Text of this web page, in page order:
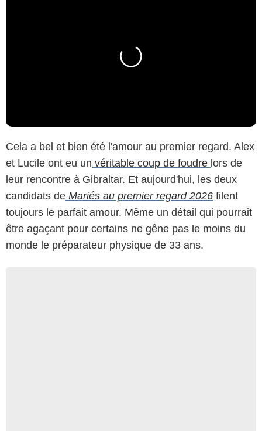
Cela a bel et bien été l'amour au premier regard. Alex
et Lucile ont eu un véritable coup de foudre lors de
leur rencontre à Gibraltar. Et aujourd'hui, les deux
candidats de Mariés au premier regard 2026 filent
toujours le parfait amour. Même un détail qui pourrait
être agaçant pour certains ne gêne pas le moins du
monde le préparateur physique de 33 ans.